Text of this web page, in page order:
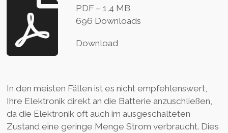
PDF – 1,4 MB
696 Downloads
Download
In den meisten Fällen ist es nicht empfehlenswert,
Ihre Elektronik direkt an die Batterie anzuschließen,
da die Elektronik oft auch im ausgeschalteten
Zustand eine geringe Menge Strom verbraucht. Dies